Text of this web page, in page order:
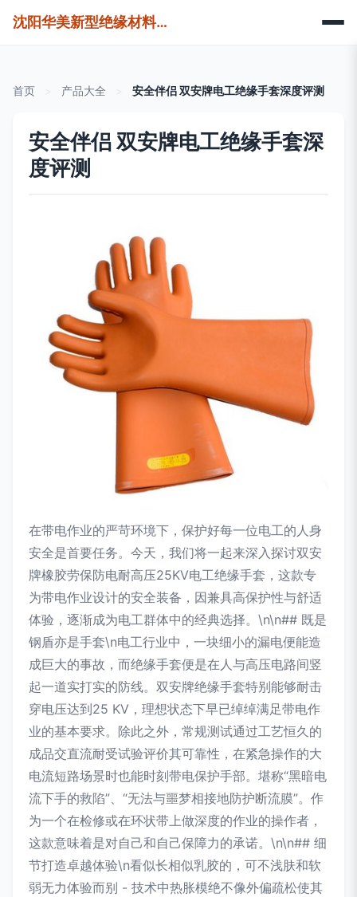
沈阳华美新型绝缘材料有限责任公司
首页 产品大全 安全伴侣 双安牌电工绝缘手套深度评测
安全伴侣 双安牌电工绝缘手套深
度评测
在带电作业的严苛环境下，保护好每一位电工的人身
安全是首要任务。今天，我们将一起来深入探讨双安
牌橡胶劳保防电耐高压25KV电工绝缘手套，这款专
为带电作业设计的安全装备，因兼具高保护性与舒适
体验，逐渐成为电工群体中的经典选择。\n\n## 既是
钢盾亦是手套\n电工行业中，一块细小的漏电便能造
成巨大的事故，而绝缘手套便是在人与高压电路间竖
起一道实打实的防线。双安牌绝缘手套特别能够耐击
穿电压达到25 KV，理想状态下早已绰绰满足带电作
业的基本要求。除此之外，常规测试通过工艺恒久的
成品交直流耐受试验评价其可靠性，在紧急操作的大
电流短路场景时也能时刻带电保护手部。堪称“黑暗电
流下手的救陷”、“无法与噩梦相接地防护断流膜”。作
为一个在检修或在环状带上做深度的作业的操作者，
这款意味着是对自己和自己保障力的承诺。\n\n## 细
节打造卓越体验\n看似长相似乳胶的，可不浅肤和软
弱无力体验而别 - 技术中热胀模绝不像外偏疏松使其